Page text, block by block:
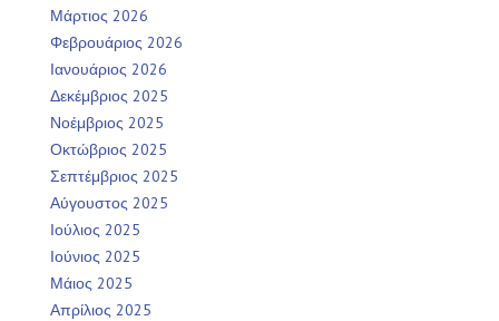
Μάρτιος 2026
Φεβρουάριος 2026
Ιανουάριος 2026
Δεκέμβριος 2025
Νοέμβριος 2025
Οκτώβριος 2025
Σεπτέμβριος 2025
Αύγουστος 2025
Ιούλιος 2025
Ιούνιος 2025
Μάιος 2025
Απρίλιος 2025